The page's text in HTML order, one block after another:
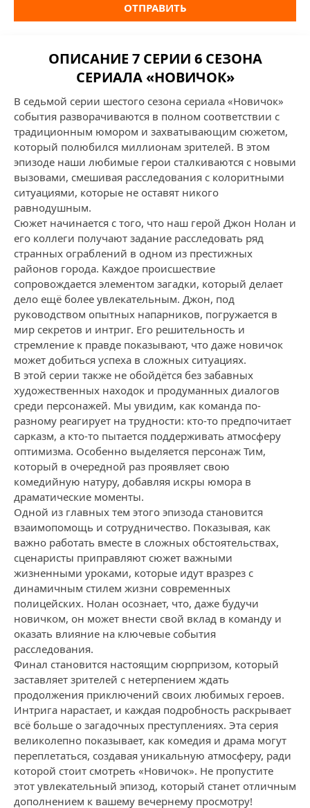
ОТПРАВИТЬ
ОПИСАНИЕ 7 СЕРИИ 6 СЕЗОНА
СЕРИАЛА «НОВИЧОК»
В седьмой серии шестого сезона сериала «Новичок»
события разворачиваются в полном соответствии с
традиционным юмором и захватывающим сюжетом,
который полюбился миллионам зрителей. В этом
эпизоде наши любимые герои сталкиваются с новыми
вызовами, смешивая расследования с колоритными
ситуациями, которые не оставят никого
равнодушным.
Сюжет начинается с того, что наш герой Джон Нолан и
его коллеги получают задание расследовать ряд
странных ограблений в одном из престижных
районов города. Каждое происшествие
сопровождается элементом загадки, который делает
дело ещё более увлекательным. Джон, под
руководством опытных напарников, погружается в
мир секретов и интриг. Его решительность и
стремление к правде показывают, что даже новичок
может добиться успеха в сложных ситуациях.
В этой серии также не обойдётся без забавных
художественных находок и продуманных диалогов
среди персонажей. Мы увидим, как команда по-
разному реагирует на трудности: кто-то предпочитает
сарказм, а кто-то пытается поддерживать атмосферу
оптимизма. Особенно выделяется персонаж Тим,
который в очередной раз проявляет свою
комедийную натуру, добавляя искры юмора в
драматические моменты.
Одной из главных тем этого эпизода становится
взаимопомощь и сотрудничество. Показывая, как
важно работать вместе в сложных обстоятельствах,
сценаристы приправляют сюжет важными
жизненными уроками, которые идут вразрез с
динамичным стилем жизни современных
полицейских. Нолан осознает, что, даже будучи
новичком, он может внести свой вклад в команду и
оказать влияние на ключевые события
расследования.
Финал становится настоящим сюрпризом, который
заставляет зрителей с нетерпением ждать
продолжения приключений своих любимых героев.
Интрига нарастает, и каждая подробность раскрывает
всё больше о загадочных преступлениях. Эта серия
великолепно показывает, как комедия и драма могут
переплетаться, создавая уникальную атмосферу, ради
которой стоит смотреть «Новичок». Не пропустите
этот увлекательный эпизод, который станет отличным
дополнением к вашему вечернему просмотру!